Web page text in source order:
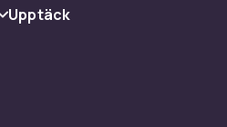
Upptäck